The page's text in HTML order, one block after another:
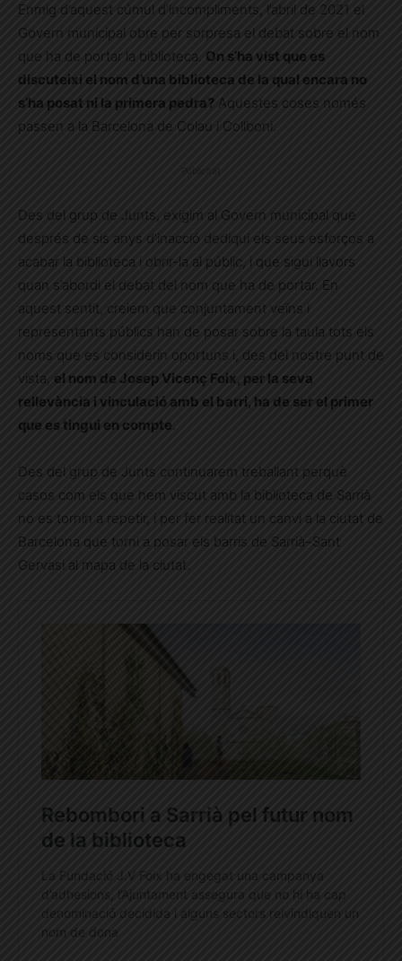
Enmig d’aquest cúmul d’incompliments, l’abril de 2021 el
Govern municipal obre per sorpresa el debat sobre el nom
que ha de portar la biblioteca. On s’ha vist que es
discuteixi el nom d’una biblioteca de la qual encara no
s’ha posat ni la primera pedra? Aquestes coses només
passen a la Barcelona de Colau i Collboni.
Des del grup de Junts, exigim al Govern municipal que
després de sis anys d’inacció dediqui els seus esforços a
acabar la biblioteca i obrir-la al públic, i que sigui llavors
quan s’abordi el debat del nom que ha de portar. En
aquest sentit, creiem que conjuntament veïns i
representants públics han de posar sobre la taula tots els
noms que es considerin oportuns i, des del nostre punt de
vista, el nom de Josep Vicenç Foix, per la seva
rellevància i vinculació amb el barri, ha de ser el primer
que es tingui en compte
Des del grup de Junts continuarem treballant perquè
casos com els que hem viscut amb la biblioteca de Sarrià
no es tornin a repetir, i per fer realitat un canvi a la ciutat de
Barcelona que torni a posar els barris de Sarrià–Sant
Gervasi al mapa de la ciutat.